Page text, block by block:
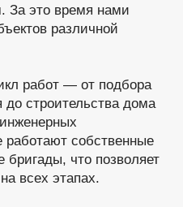
За это время нами
различной
работ — от подбора
до строительства дома
собственные
что позволяет
всех этапах.